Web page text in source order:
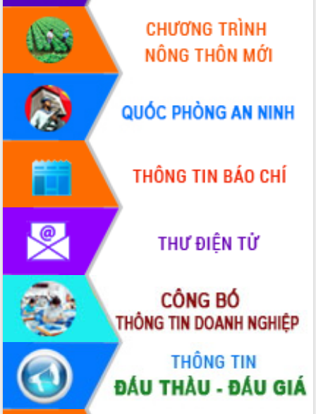
Gặp mặt các cơ quan báo chí nhân Kỷ
niệm 101 năm Ngày Báo chí Cách
mạng Việt Nam
Đắk Lắk sơ kết 4 năm triển khai thực
hiện Đề án 06 của Chính phủ
Họp báo thông tin về Hội nghị Công bố
Quy hoạch và Xúc tiến đầu tư tỉnh Đắk
Lắk
Khơi thông điểm nghẽn, đẩy nhanh
giải ngân vốn khắc phục thiên tai
HĐND tỉnh thông qua điều chỉnh Quy
hoạch tỉnh thời kỳ 2021-2030
Hội thảo góp ý hồ sơ điều chỉnh quy
hoạch tỉnh Đắk Lắk thời kỳ 2021-2030,
tầm nhìn đến năm 2050
Nâng cao hiệu quả hoạt động của các
doanh nghiệp nhà nước
Hội nghị triển khai kết nối mạng
truyền số liệu chuyên dùng phục vụ cơ
quan Đảng, Nhà nước
Lễ phát động chuỗi hoạt động chung
tay làm sạch môi trường
Xã Ea Kar bước chuyển mình trong
công tác cải cách hành chính mô hình
mới
UBND tỉnh họp báo định kỳ tháng 4
năm 2026